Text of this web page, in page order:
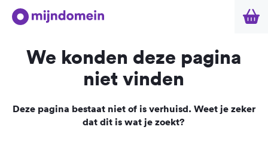
We konden deze pagina
niet vinden
Deze pagina bestaat niet of is verhuisd. Weet je zeker
dat dit is wat je zoekt?